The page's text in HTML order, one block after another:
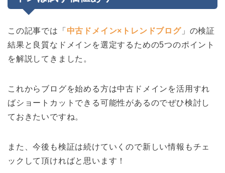
この記事では「 中古ドメイン×トレンドブログ」の検証
結果と良質なドメインを選定するための5つのポイント
を解説してきました。
これからブログを始める方は中古ドメインを活用すれ
ばショートカットできる可能性があるのでぜひ検討し
ておきたいですね。
また、今後も検証は続けていくので新しい情報もチェ
ックして頂ければと思います！